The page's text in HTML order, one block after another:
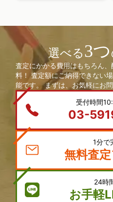
選べる3つ
査定にかかる費用はもちろん
料！ 査定額にご納得できない
能です。 まずは、お気軽にお
受付時間
03-
1分で
無料査
24時
お手軽